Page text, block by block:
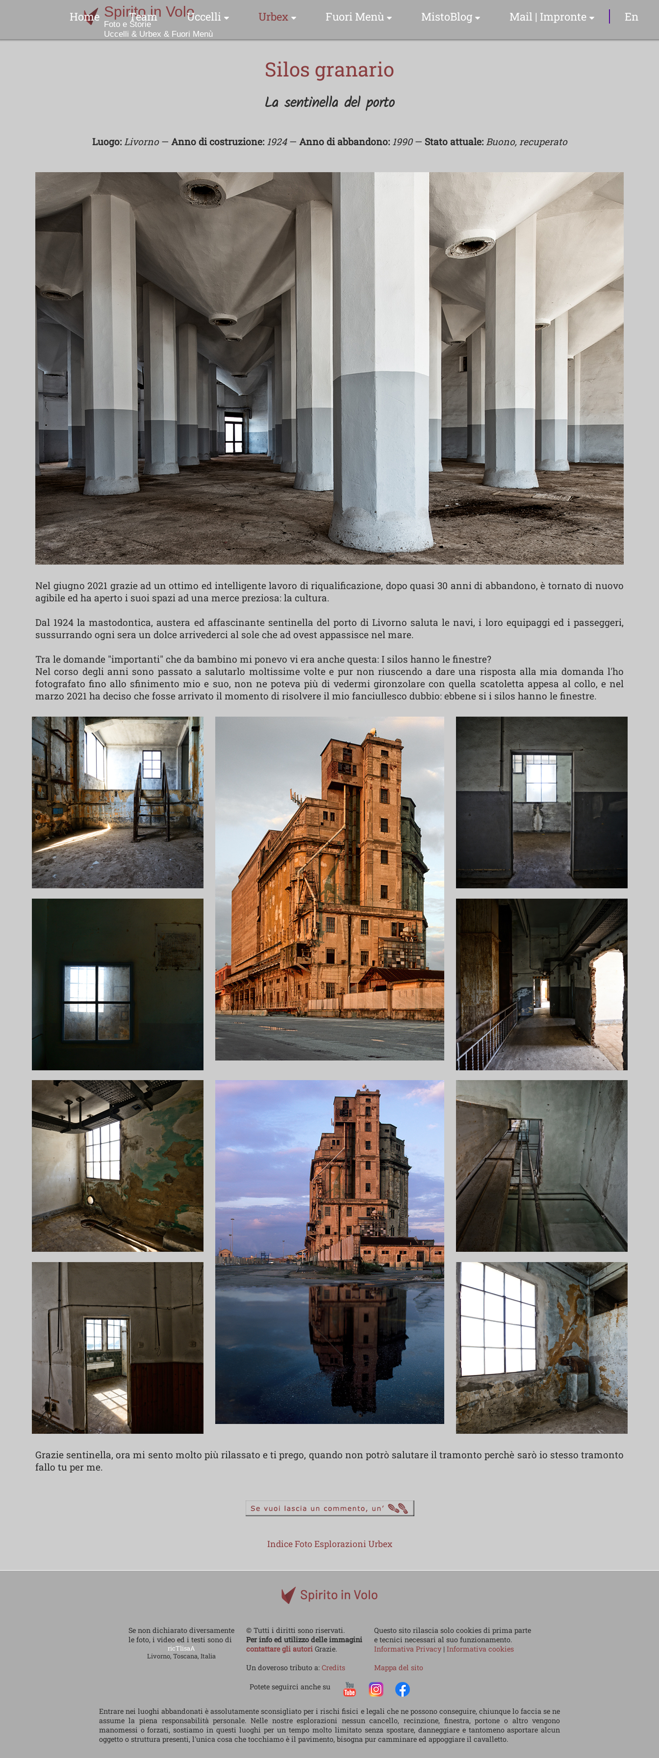
Home Team Uccelli
Indice Specie Fotografate
Nome Scientifico
Nome Comune
Collezioni Uccelli
Urbex
Indice Foto Esplorazioni
Drone Video Clip
Una Foto Una Storia
Collezioni Urbex
Fuori Menù
Luoghi & Istanti
Video Clip
MistoBlog
Articoli & Info
Mail | Impronte En
Silos granario
La sentinella del porto
Luogo: Livorno— Anno di costruzione: 1924— Anno di abbandono: 1990— Stato attuale: Buono, recuperato
Nel giugno 2021 grazie ad un ottimo ed intelligente lavoro di riqualificazione, dopo quasi 30 anni di abbandono, è tornato di nuovo
agibile ed ha aperto i suoi spazi ad una merce preziosa: la cultura.
Dal 1924 la mastodontica, austera ed affascinante sentinella del porto di Livorno saluta le navi, i loro equipaggi ed i passeggeri,
sussurrando ogni sera un dolce arrivederci al sole che ad ovest appassisce nel mare.
Tra le domande "importanti" che da bambino mi ponevo vi era anche questa: I silos hanno le finestre?
Nel corso degli anni sono passato a salutarlo moltissime volte e pur non riuscendo a dare una risposta alla mia domanda l'ho
fotografato fino allo sfinimento mio e suo, non ne poteva più di vedermi gironzolare con quella scatoletta appesa al collo, e nel
marzo 2021 ha deciso che fosse arrivato il momento di risolvere il mio fanciullesco dubbio: ebbene si i silos hanno le finestre.
Grazie sentinella, ora mi sento molto più rilassato e ti prego, quando non potrò salutare il tramonto perchè sarò io stesso tramonto
fallo tu per me.
Indice Foto Esplorazioni Urbex
Se non dichiarato diversamente
le foto, i video ed i testi sono di
ricTlisaA
Livorno, Toscana, Italia
© Tutti i diritti sono riservati.
Per info ed utilizzo delle immagini
contattare gli autoriGrazie.
Un doveroso tributo a: Credits
Questo sito rilascia solo cookies di prima parte
e tecnici necessari al suo funzionamento.
Informativa Privacy | Informativa cookies
Mappa del sito
Potete seguirci anche su
Entrare nei luoghi abbandonati è assolutamente sconsigliato per i rischi fisici e legali che ne possono conseguire, chiunque lo faccia se ne
assume la piena responsabilità personale. Nelle nostre esplorazioni nessun cancello, recinzione, finestra, portone o altro vengono
manomessi o forzati, sostiamo in questi luoghi per un tempo molto limitato senza spostare, danneggiare e tantomeno asportare alcun
oggetto o struttura presenti, l'unica cosa che tocchiamo è il pavimento, bisogna pur camminare ed appoggiare il cavalletto.